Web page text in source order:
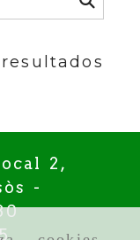
2,
-